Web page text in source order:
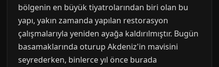
bölgenin en büyük tiyatrolarından biri olan bu
yapı, yakın zamanda yapılan restorasyon
çalışmalarıyla yeniden ayağa kaldırılmıştır. Bugün
basamaklarında oturup Akdeniz'in mavisini
seyrederken, binlerce yıl önce burada